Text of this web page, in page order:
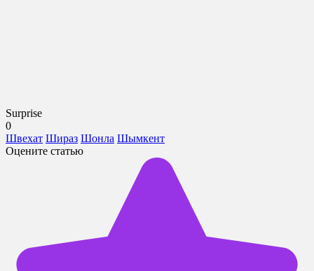
Surprise
0
Швехат Шираз Шонла Шымкент
Оцените статью